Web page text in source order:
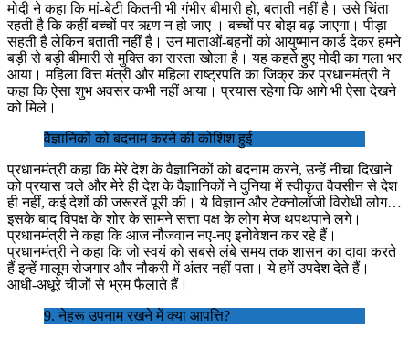
मोदी ने कहा कि मां-बेटी कितनी भी गंभीर बीमारी हो, बताती नहीं है। उसे चिंता
रहती है कि कहीं बच्चों पर ऋण न हो जाए । बच्चों पर बोझ बढ़ जाएगा। पीड़ा
सहती है लेकिन बताती नहीं है। उन माताओं-बहनों को आयुष्मान कार्ड देकर हमने
बड़ी से बड़ी बीमारी से मुक्ति का रास्ता खोला है। यह कहते हुए मोदी का गला भर
आया। महिला वित्त मंत्री और महिला राष्ट्रपति का जिक्र कर प्रधानमंत्री ने
कहा कि ऐसा शुभ अवसर कभी नहीं आया। प्रयास रहेगा कि आगे भी ऐसा देखने
को मिले।
वैज्ञानिकों को बदनाम करने की कोशिश हुई
प्रधानमंत्री कहा कि मेरे देश के वैज्ञानिकों को बदनाम करने, उन्हें नीचा दिखाने
को प्रयास चले और मेरे ही देश के वैज्ञानिकों ने दुनिया में स्वीकृत वैक्सीन से देश
ही नहीं, कई देशों की जरूरतें पूरी की। ये विज्ञान और टेक्नोलॉजी विरोधी लोग…
इसके बाद विपक्ष के शोर के सामने सत्ता पक्ष के लोग मेज थपथपाने लगे।
प्रधानमंत्री ने कहा कि आज नौजवान नए-नए इनोवेशन कर रहे हैं।
प्रधानमंत्री ने कहा कि जो स्वयं को सबसे लंबे समय तक शासन का दावा करते
हैं इन्हें मालूम रोजगार और नौकरी में अंतर नहीं पता। ये हमें उपदेश देते हैं।
आधी-अधूरे चीजों से भ्रम फैलाते हैं।
9. नेहरू उपनाम रखने में क्या आपत्ति?